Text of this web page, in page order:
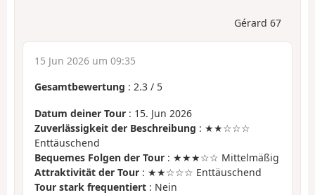
Gérard 67
15 Jun 2026 um 09:35
Gesamtbewertung : 2.3 / 5
Datum deiner Tour : 15. Jun 2026
Zuverlässigkeit der Beschreibung : ★★☆☆☆
Enttäuschend
Bequemes Folgen der Tour : ★★★☆☆ Mittelmäßig
Attraktivität der Tour : ★★☆☆☆ Enttäuschend
Tour stark frequentiert : Nein